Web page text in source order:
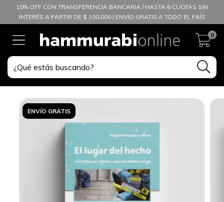
10% OFF CON TRANSFERENCIA BANCARIA / HASTA 6 CUOTAS SIN
INTERÉS A PARTIR DE $ 100.000 / ENVÍO GRATIS A TODO EL PAÍS
0
ENVÍO GRATIS